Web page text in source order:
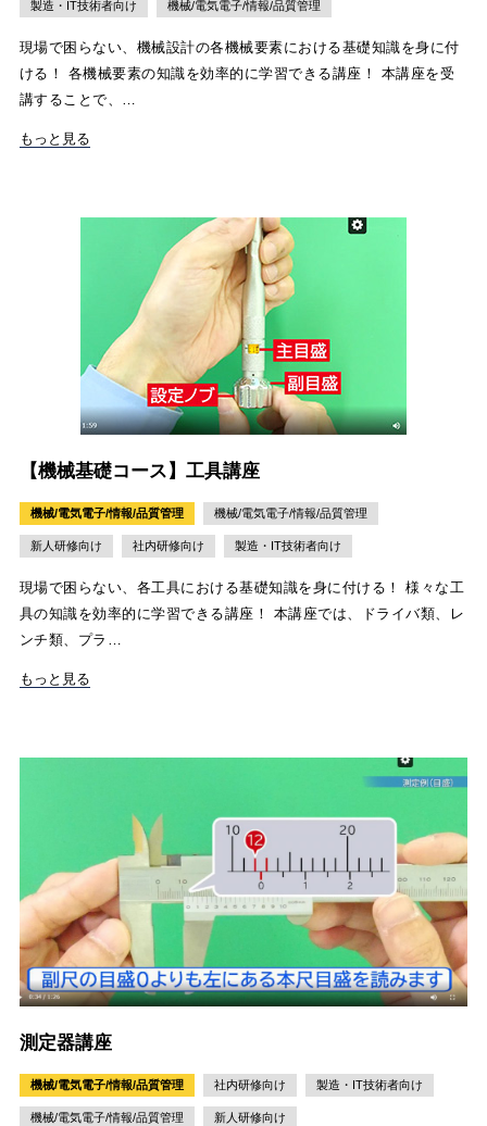
製造・IT技術者向け 機械/電気電子/情報/品質管理
現場で困らない、機械設計の各機械要素における基礎知識を身に付
ける！ 各機械要素の知識を効率的に学習できる講座！ 本講座を受
講することで、…
もっと見る
【機械基礎コース】工具講座
機械/電気電子/情報/品質管理 機械/電気電子/情報/品質管理
新人研修向け 社内研修向け 製造・IT技術者向け
現場で困らない、各工具における基礎知識を身に付ける！ 様々な工
具の知識を効率的に学習できる講座！ 本講座では、ドライバ類、レ
ンチ類、プラ…
もっと見る
測定器講座
機械/電気電子/情報/品質管理 社内研修向け 製造・IT技術者向け
機械/電気電子/情報/品質管理 新人研修向け